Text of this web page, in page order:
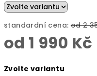
standardní cena: od 2
od 1 990 Kč
cena:
Zvolte variantu